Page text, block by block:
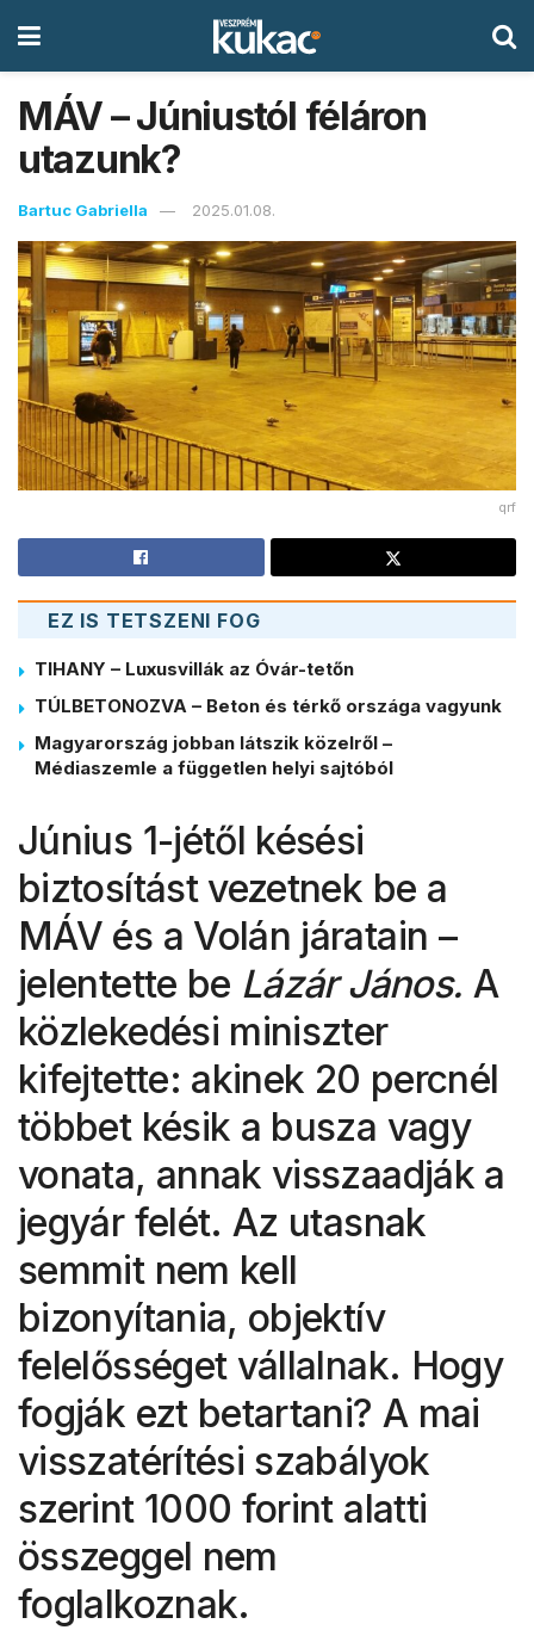
MÁV – Júniustól féláron
utazunk?
Bartuc Gabriella 2025.01.08.
qrf
EZ IS TETSZENI FOG
TIHANY – Luxusvillák az Óvár-tetőn
TÚLBETONOZVA – Beton és térkő országa vagyunk
Magyarország jobban látszik közelről –
Médiaszemle a független helyi sajtóból
Június 1-jétől késési
biztosítást vezetnek be a
MÁV és a Volán járatain –
jelentette be Lázár János. A
közlekedési miniszter
kifejtette: akinek 20 percnél
többet késik a busza vagy
vonata, annak visszaadják a
jegyár felét. Az utasnak
semmit nem kell
bizonyítania, objektív
felelősséget vállalnak. Hogy
fogják ezt betartani? A mai
visszatérítési szabályok
szerint 1000 forint alatti
összeggel nem
foglalkoznak.